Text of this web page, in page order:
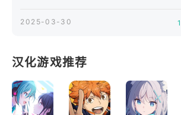
2025-03-30
汉化游戏推荐